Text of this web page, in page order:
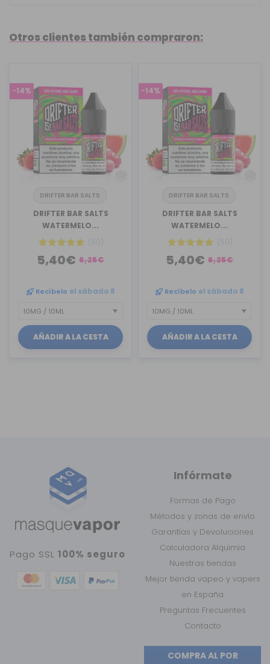
Otros clientes también compraron:
-14%
DRIFTER BAR SALTS
DRIFTER BAR SALTS
WATERMELO...
(50)
5,40€ 6,25€
Recíbelo el sábado 8
AÑADIR A LA CESTA
-14%
DRIFTER BAR SALTS
DRIFTER BAR SALTS
WATERMELO...
(50)
5,40€ 6,25€
Recíbelo el sábado 8
AÑADIR A LA CESTA
Pago SSL100% seguro
Infórmate
Formas de Pago
Métodos y zonas de envío
Garantías y Devoluciones
Calculadora Alquimia
Nuestras tiendas
Mejor tienda vapeo y vapers
en España
Preguntas Frecuentes
Contacto
COMPRA AL POR